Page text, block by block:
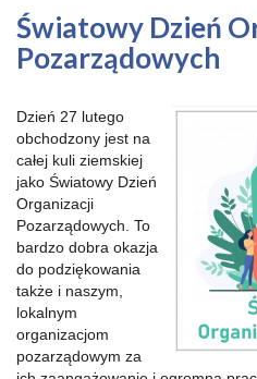
Światowy Dzień
Pozarządowych
Dzień 27 lutego
obchodzony jest na
całej kuli ziemskiej
jako Światowy Dzień
Organizacji
Pozarządowych. To
bardzo dobra okazja
do podziękowania
także i naszym,
lokalnym
organizacjom
pozarządowym za